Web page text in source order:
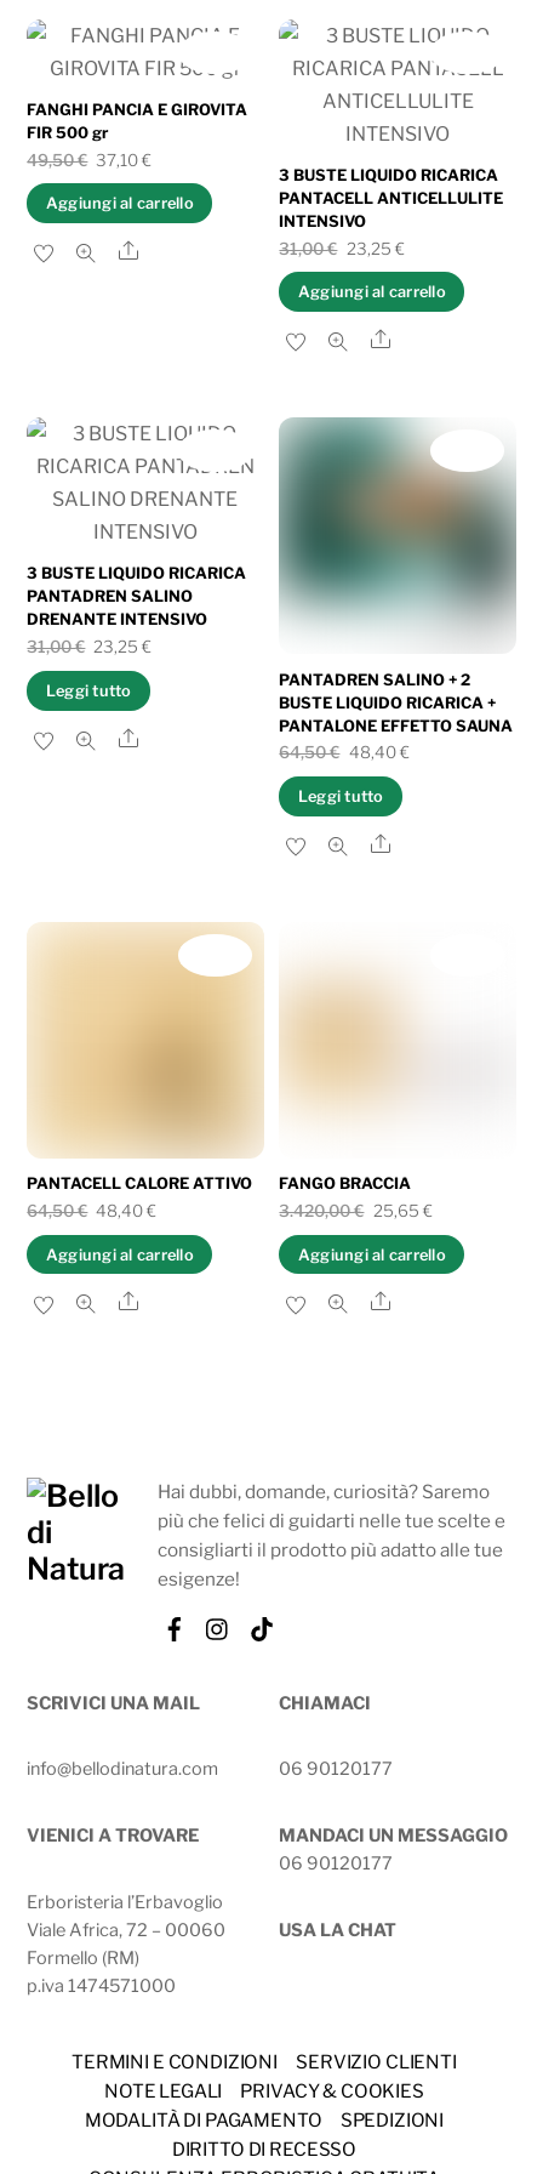
FANGHI PANCIA E GIROVITA
FIR 500 gr
49,50€ Il
originale
era:
37,10€
prezzo
attuale
Aggiungi al carrello
Share
3 BUSTE LIQUIDO RICARICA
PANTACELL ANTICELLULITE
INTENSIVO
31,00€ Il
originale
era:
23,25 €Il
prezzo
attuale
Aggiungi al carrello
Share
3 BUSTE LIQUIDO RICARICA
PANTADREN SALINO
DRENANTE INTENSIVO
31,00€ Il
prezzo
originale
era:
23,25€
Leggi tutto
Share
PANTADREN SALINO + 2
BUSTE LIQUIDO RICARICA +
PANTALONE EFFETTO SAUNA
64,50€ Il
prezzo
originale
era:
48,40€Il
Leggi tutto
Share
PANTACELL CALORE ATTIVO
64,50€ Il
originale
era:
48,40€
prezzo
attuale
Aggiungi al carrello
Share
FANGO BRACCIA
3.420,00€ Il
originale
era:
25,65 €Il
prezzo
attuale
Aggiungi al carrello
Share
Hai dubbi, domande, curiosità? Saremo
più che felici di guidarti nelle tue scelte e
consigliarti il prodotto più adatto alle tue
esigenze!
FacebookInstagram
SCRIVICI UNA MAIL
info@bellodinatura.com
CHIAMACI
06 90120177
VIENICI A TROVARE
Erboristeria l’Erbavoglio
Viale Africa, 72 – 00060
Formello (RM)
p.iva 1474571000
MANDACI UN MESSAGGIO
06 90120177
USA LA CHAT
TERMINI E CONDIZIONI
SERVIZIO CLIENTI
NOTE LEGALI
PRIVACY & COOKIES
MODALITÀ DI PAGAMENTO
SPEDIZIONI
DIRITTO DI RECESSO